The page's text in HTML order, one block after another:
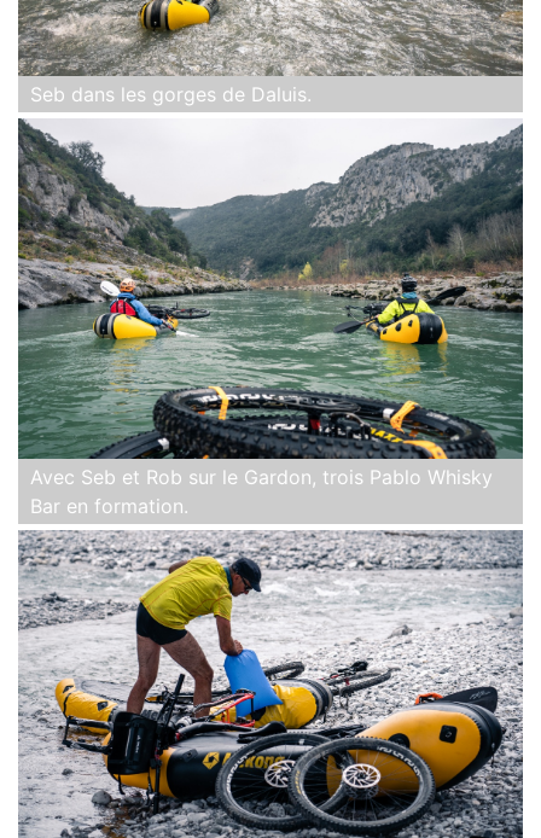
Seb dans les gorges de Daluis.
Avec Seb et Rob sur le Gardon, trois Pablo Whisky
Bar en formation.